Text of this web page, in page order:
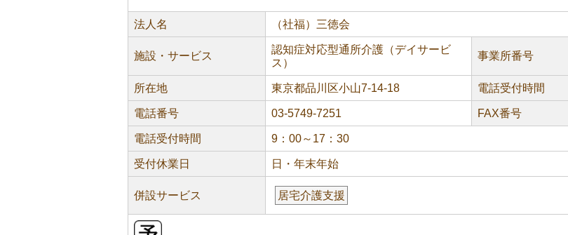
法人名 （社福）三徳会
施設・サービス
認知症対応型通所介護（デイサービ
ス）
事業所番号
所在地 東京都品川区小山7-14-18 電話受付時間
電話番号 03-5749-7251 FAX番号
電話受付時間 9：00～17：30
受付休業日 日・年末年始
併設サービス 居宅介護支援